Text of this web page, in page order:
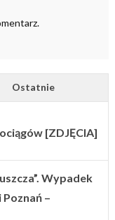
Ostatnie
[ZDJĘCIA]
Wypadek
–